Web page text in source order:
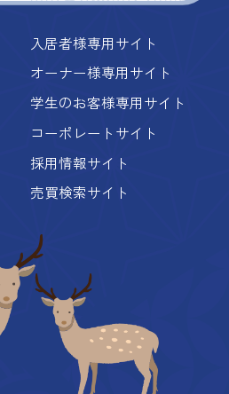
入居者様専用サイト
オーナー様専用サイト
学生のお客様専用サイト
コーポレートサイト
採用情報サイト
売買検索サイト